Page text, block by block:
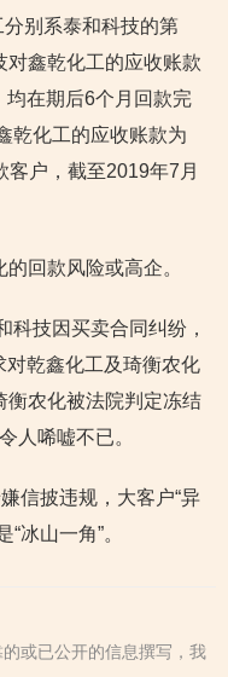
别系泰和科技的第
对鑫乾化工的应收账款
在期后6个月回款完
乾化工的应收账款为
户，截至2019年7月
回款风险或高企。
科技因买卖合同纠纷，
乾鑫化工及琦衡农化
衡农化被法院判定冻结
人唏嘘不已。
信披违规，大客户“异
冰山一角”。
或已公开的信息撰写，我